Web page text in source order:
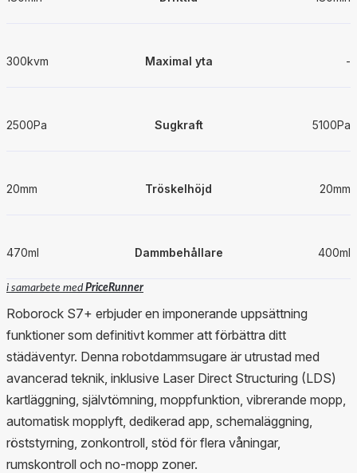
300kvm Maximal yta -
2500Pa Sugkraft 5100Pa
20mm Tröskelhöjd 20mm
470ml Dammbehållare 400ml
i samarbete medPriceRunner
Roborock S7+ erbjuder en imponerande uppsättning
funktioner som definitivt kommer att förbättra ditt
städäventyr. Denna robotdammsugare är utrustad med
avancerad teknik, inklusive Laser Direct Structuring (LDS)
kartläggning, självtömning, moppfunktion, vibrerande mopp,
automatisk mopplyft, dedikerad app, schemaläggning,
röststyrning, zonkontroll, stöd för flera våningar,
rumskontroll och no-mopp zoner.